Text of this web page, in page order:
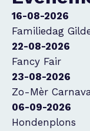
16-08-2026
Familiedag
22-08-2026
Fancy Fair
23-08-2026
Zo-Mèr
06-09-2026
Hondenplons